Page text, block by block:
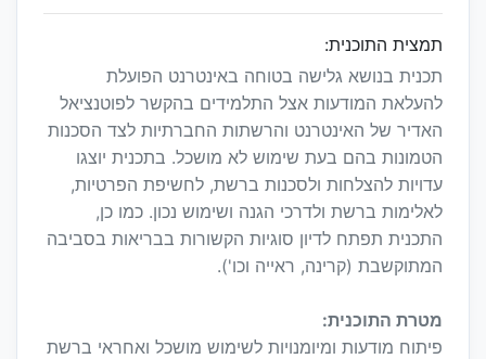
תמצית התוכנית:
תכנית בנושא גלישה בטוחה באינטרנט הפועלת
להעלאת המודעות אצל התלמידים בהקשר לפוטנציאל
האדיר של האינטרנט והרשתות החברתיות לצד הסכנות
הטמונות בהם בעת שימוש לא מושכל. בתכנית יוצגו
עדויות להצלחות ולסכנות ברשת, לחשיפת הפרטיות,
לאלימות ברשת ולדרכי הגנה ושימוש נכון. כמו כן,
התכנית תפתח לדיון סוגיות הקשורות בבריאות בסביבה
המתוקשבת (קרינה, ראייה וכו').
מטרת התוכנית:
פיתוח מודעות ומיומנויות לשימוש מושכל ואחראי ברשת